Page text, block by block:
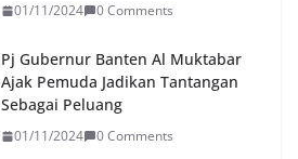
01/11/2024 0 Comments
Pj Gubernur Banten Al Muktabar
Ajak Pemuda Jadikan Tantangan
Sebagai Peluang
01/11/2024 0 Comments